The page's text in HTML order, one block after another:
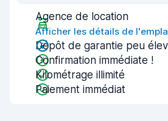
Agence de location
Afficher les détails de
Dépôt de garantie peu
Confirmation immédiate !
Kilométrage illimité
Paiement immédiat